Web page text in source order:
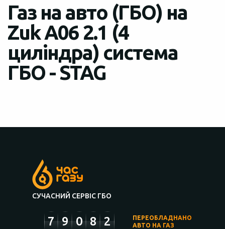
Газ на авто (ГБО) на
Zuk A06 2.1 (4
циліндра) система
ГБО - STAG
СУЧАСНИЙ СЕРВІС ГБО
7 9 0 8 2
ПЕРЕОБЛАДНАНО
АВТО НА ГАЗ